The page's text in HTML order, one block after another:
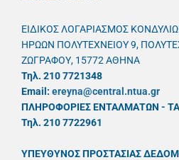
ΕΙΔΙΚΟΣ ΛΟΓΑΡΙΑΣΜΟΣ
ΗΡΩΩΝ ΠΟΛΥΤΕΧΝΕΙΟΥ 9,
ΖΩΓΡΑΦΟΥ, 15772 ΑΘΗΝΑ
Τηλ. 210 7721348
Email: ereyna@central.ntua.gr
ΠΛΗΡΟΦΟΡΙΕΣ ΕΝΤΑΛΜΑΤΩΝ -
Τηλ. 210 7722961
ΥΠΕΥΘYΝΟΣ ΠΡΟΣΤΑΣΙΑΣ